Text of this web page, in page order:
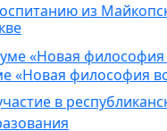
из
«Новая философия